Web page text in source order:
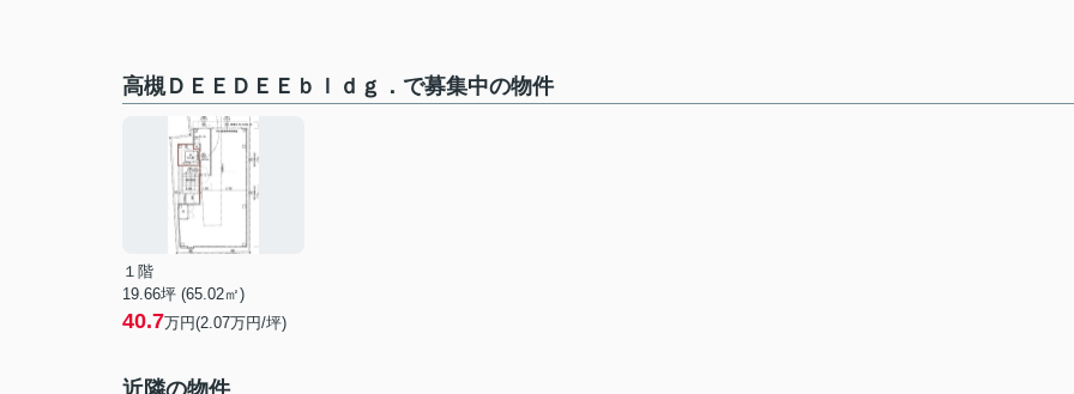
高槻ＤＥＥＤＥＥｂｌｄｇ．で募集中の物件
１階
19.66坪 (65.02㎡)
40.7万円(2.07万円/坪)
近隣の物件